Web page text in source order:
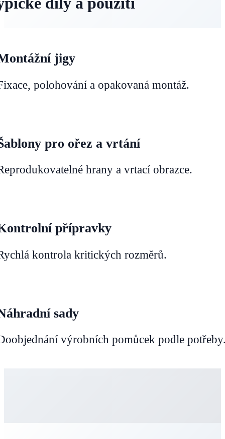
jigy
polohování a opakovaná montáž.
pro ořez a vrtání
hrany a vrtací obrazce.
přípravky
kontrola kritických rozměrů.
sady
výrobních pomůcek podle